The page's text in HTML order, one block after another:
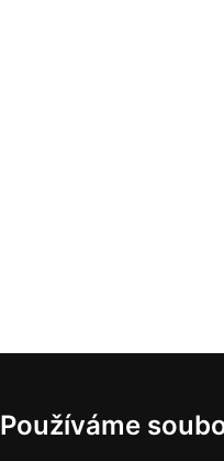
Používáme